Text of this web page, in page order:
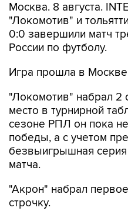
Москва. 8 августа.
"Локомотив" и
0:0 завершили матч
России по футболу.
Игра прошла в
"Локомотив" набрал 2
место в турнирной
сезоне РПЛ он пока
победы, а с учетом
безвыигрышная серия
матча.
"Акрон" набрал
строчку.